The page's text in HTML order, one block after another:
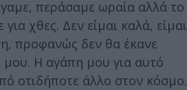
περάσαμε ωραία αλλά το
χθες. Δεν είμαι καλά, είμαι
προφανώς δεν θα έκανε
Η αγάπη μου για αυτό
οτιδήποτε άλλο στον κόσμο.